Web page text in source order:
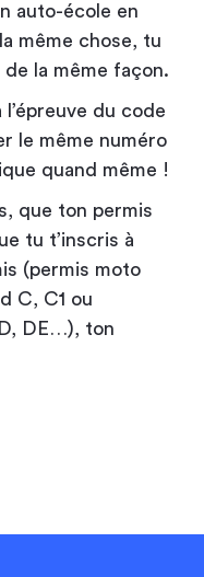
auto-école en
même chose, tu
de la même façon.
du code
le même numéro
quand même !
que ton permis
tu t’inscris à
(permis moto
C, C1 ou
DE…), ton